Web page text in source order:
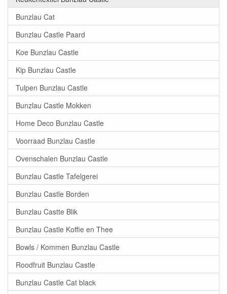
Bunzlau Cat
Bunzlau Castle Paard
Koe Bunzlau Castle
Kip Bunzlau Castle
Tulpen Bunzlau Castle
Bunzlau Castle Mokken
Home Deco Bunzlau Castle
Voorraad Bunzlau Castle
Ovenschalen Bunzlau Castle
Bunzlau Castle Tafelgerei
Bunzlau Castle Borden
Bunzlau Castte Blik
Bunzlau Castle Koffie en Thee
Bowls / Kommen Bunzlau Castle
Roodfruit Bunzlau Castle
Bunzlau Castle Cat black